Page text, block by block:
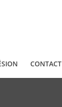
CONTACT